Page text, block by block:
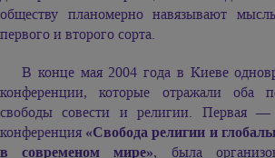
обществу планомерно навязывают
первого и второго сорта.
В конце мая 2004 года в Киеве
конференции, которые отражали оба
свободы совести и религии. Первая —
конференция «Свобода религии и
в современом мире», была